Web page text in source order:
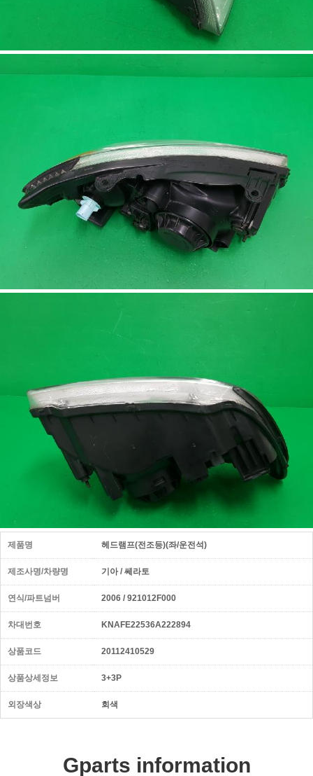
제품명 헤드램프(전조등)(좌/운전석)
제조사명/차량명 기아 / 쎄라토
연식/파트넘버 2006 / 921012F000
차대번호 KNAFE22536A222894
상품코드 20112410529
상품상세정보 3+3P
외장색상 회색
Gparts information